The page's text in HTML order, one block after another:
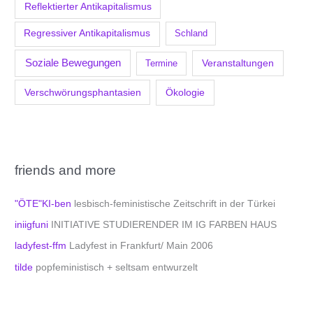
Reflektierter Antikapitalismus
Regressiver Antikapitalismus Schland
Soziale Bewegungen Termine Veranstaltungen
Verschwörungsphantasien Ökologie
friends and more
"ÖTE"KI-ben lesbisch-feministische Zeitschrift in der Türkei
iniigfuni INITIATIVE STUDIERENDER IM IG FARBEN HAUS
ladyfest-ffm Ladyfest in Frankfurt/ Main 2006
tilde popfeministisch + seltsam entwurzelt